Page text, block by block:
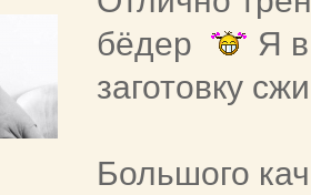
бёдер
Я
заготовку
Большого